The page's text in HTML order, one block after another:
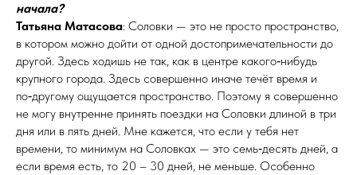
начала?
Татьяна Матасова: Соловки — это не просто пространство,
в котором можно дойти от одной достопримечательности до
другой. Здесь ходишь не так, как в центре какого‑нибудь
крупного города. Здесь совершенно иначе течёт время и
по‑другому ощущается пространство. Поэтому я совершенно
не могу внутренне принять поездки на Соловки длиной в три
дня или в пять дней. Мне кажется, что если у тебя нет
времени, то минимум на Соловках — это семь‑десять дней, а
если время есть, то 20 – 30 дней, не меньше. Особенно